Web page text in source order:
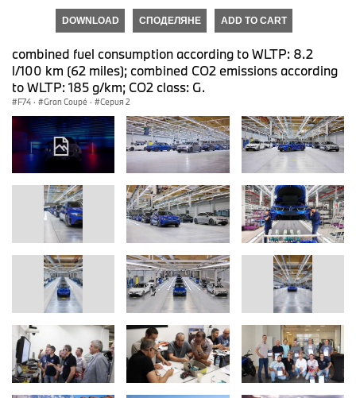
DOWNLOAD СПОДЕЛЯНЕ ADD TO CART
combined fuel consumption according to WLTP: 8.2
l/100 km (62 miles); combined CO2 emissions according
to WLTP: 185 g/km; CO2 class: G.
F74 · Gran Coupé · Серия 2